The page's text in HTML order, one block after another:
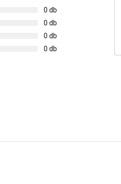
0 db
0 db
0 db
0 db